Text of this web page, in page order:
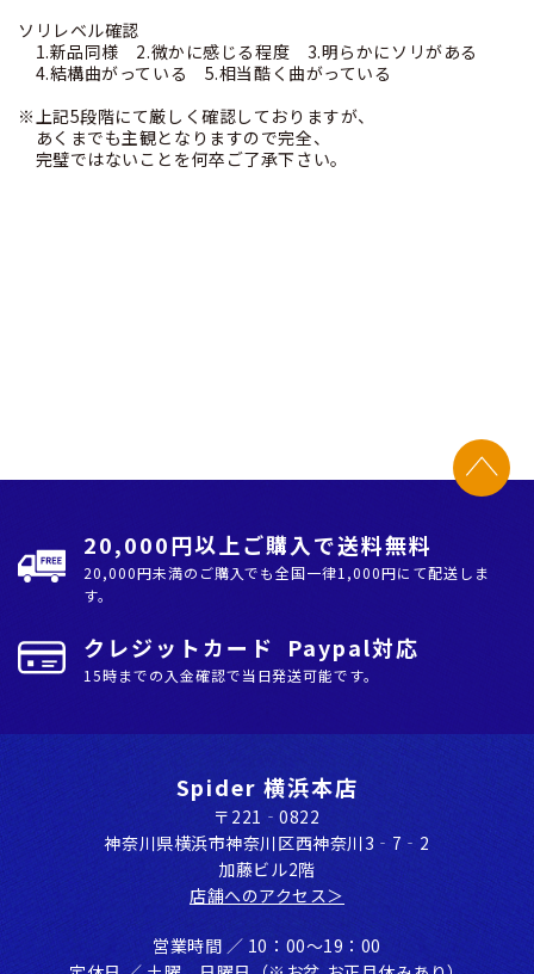
ソリレベル確認
1.新品同様 2.微かに感じる程度 3.明らかにソリがある
4.結構曲がっている 5.相当酷く曲がっている
※上記5段階にて厳しく確認しておりますが、
あくまでも主観となりますので完全、
完璧ではないことを何卒ご了承下さい。
20,000円以上ご購入で送料無料
20,000円未満のご購入でも全国⼀律1,000円にて配送しま
す。
クレジットカード Paypal対応
15時までの入金確認で当日発送可能です。
Spider 横浜本店
〒221‐0822
神奈川県横浜市神奈川区⻄神奈川3‐7‐2
加藤ビル2階
店舗へのアクセス＞
営業時間 ／ 10：00〜19：00